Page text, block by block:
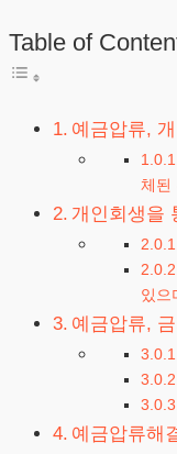
Table of
예금압류,
체된
개인회생을
있으
예금압류,
예금압류해